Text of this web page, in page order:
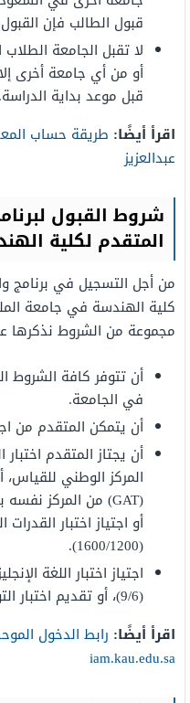
قبول الطالب فإن القبول
لا تقبل الجامعة
قبل موعد بداية الدراسة.
اقرأ أيضًا: طريقة حساب
عبدالعزيز
شروط القبول
المتقدم لكلية
من أجل التسجيل في برنامج
كلية الهندسة في جامعة
مجموعة من الشروط نذكرها
أن تتوفر كافة الشروط
في الجامعة.
أن يتمكن المتقدم من
أن يجتاز المتقدم
المركز الوطني للقياس،
(1600/1200).
اجتياز اختبار اللغة
(9/6)، أو تقديم اختبار التوفيل بتقدير لا يقل عن (120/80).
اقرأ أيضًا: رابط الدخول
iam.kau.edu.sa